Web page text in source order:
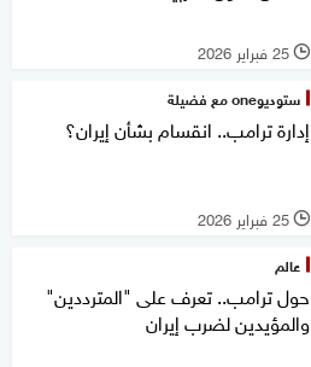
l 25 فبراير 2026
ستوديوone مع فضيلة
إدارة ترامب.. انقسام بشأن إيران؟
l 25 فبراير 2026
عالم
حول ترامب.. تعرف على "المترددين"
والمؤيدين لضرب إيران